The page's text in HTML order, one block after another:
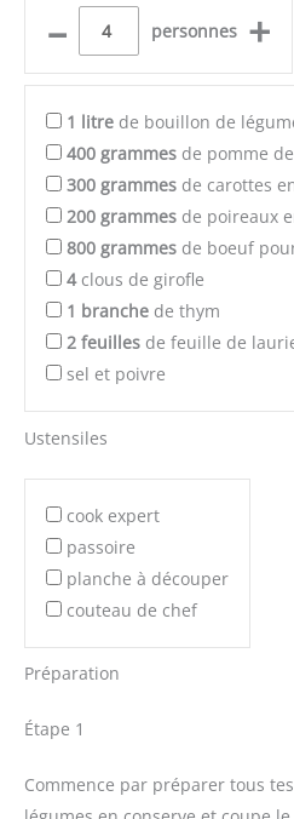
– personnes +
1 litre de bouillon de
400 grammes de pomme
300 grammes de carottes
200 grammes de poireaux
800 grammes de boeuf
4clous de girofle
1 branche de thym
2 feuilles de feuille de
sel et poivre
Ustensiles
cook expert
passoire
planche à découper
couteau de chef
Préparation
Étape 1
Commence par préparer tous